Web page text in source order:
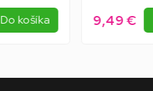
Do košíka 9,49 €